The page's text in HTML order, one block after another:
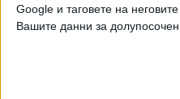
Google и таговете на
Вашите данни за